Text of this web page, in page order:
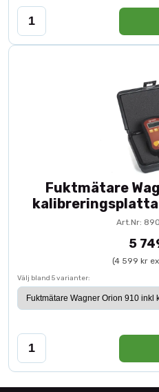
Fuktmätare
kalibreringsplatta
Art.Nr:
5
(4 599 kr
Välj bland 5 varianter: